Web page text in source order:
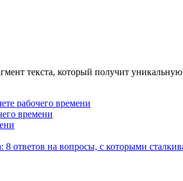
текста, который получит
рабочего времени
времени
ответов на вопросы, с которыми